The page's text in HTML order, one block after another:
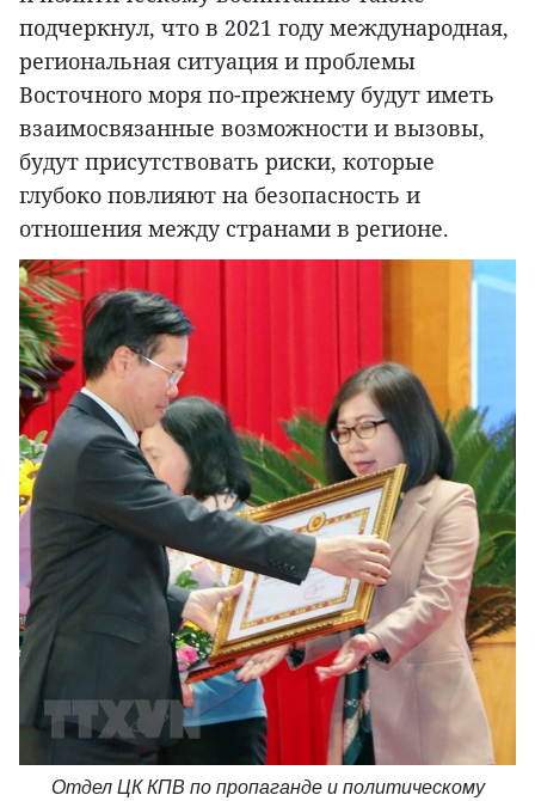
подчеркнул, что в 2021 году международная,
региональная ситуация и проблемы
Восточного моря по-прежнему будут иметь
взаимосвязанные возможности и вызовы,
будут присутствовать риски, которые
глубоко повлияют на безопасность и
отношения между странами в регионе.
Отдел ЦК КПВ по пропаганде и политическому